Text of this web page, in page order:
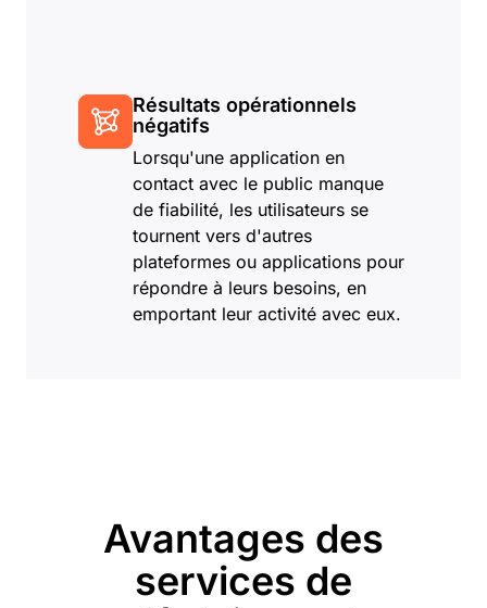
Résultats opérationnels
négatifs
Lorsqu'une application en
contact avec le public manque
de fiabilité, les utilisateurs se
tournent vers d'autres
plateformes ou applications pour
répondre à leurs besoins, en
emportant leur activité avec eux.
Avantages des
services de